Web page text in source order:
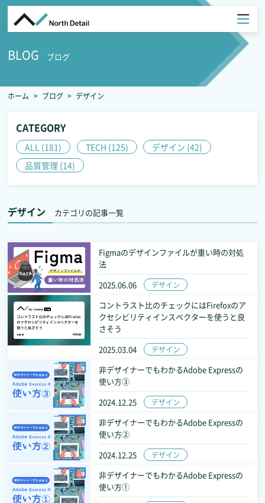
BLOG ブログ
ホーム ブログ デザイン
CATEGORY
ALL (181) TECH (125)
デザイン (42)
品質管理 (14)
デザイン カテゴリの記事一覧
2025.06.06 デザイン
Figmaのデザインファイルが重い時の対処
法
2025.03.04 デザイン
コントラスト比のチェックにはFirefoxのア
クセシビリティインスペクターを使うと良
さそう
2024.12.25 デザイン
非デザイナーでもわかるAdobe Expressの
使い方③
2024.12.25 デザイン
非デザイナーでもわかるAdobe Expressの
使い方②
非デザイナーでもわかるAdobe Expressの
使い方①